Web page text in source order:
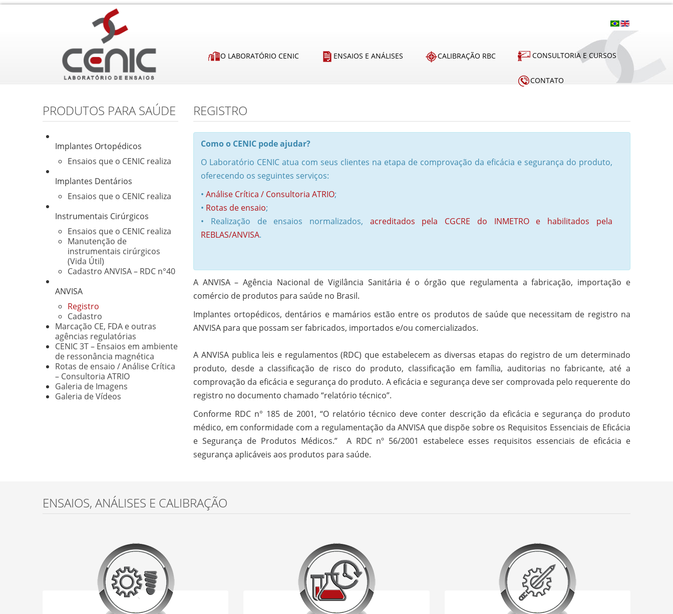
O LABORATÓRIO CENIC ENSAIOS E ANÁLISES CALIBRAÇÃO RBC CONSULTORIA E CURSOS
CONTATO
PRODUTOS PARA SAÚDE
Implantes Ortopédicos
Ensaios que o CENIC realiza
Implantes Dentários
Ensaios que o CENIC realiza
Instrumentais Cirúrgicos
Ensaios que o CENIC realiza
Manutenção de
instrumentais cirúrgicos
(Vida Útil)
Cadastro ANVISA – RDC n°40
ANVISA
Registro
Cadastro
Marcação CE, FDA e outras
agências regulatórias
CENIC 3T – Ensaios em ambiente
de ressonância magnética
Rotas de ensaio / Análise Crítica
– Consultoria ATRIO
Galeria de Imagens
Galeria de Vídeos
REGISTRO
Como o CENIC pode ajudar?
O Laboratório CENIC atua com seus clientes na etapa de comprovação da eficácia e segurança do produto,
oferecendo os seguintes serviços:
•Análise Crítica / Consultoria ATRIO;
• Rotas de ensaio;
• Realização de ensaios normalizados, acreditados pela CGCRE do INMETRO e habilitados pela
REBLAS/ANVISA.
A ANVISA – Agência Nacional de Vigilância Sanitária é o órgão que regulamenta a fabricação, importação e
comércio de produtos para saúde no Brasil.
Implantes ortopédicos, dentários e mamários estão entre os produtos de saúde que necessitam de registro na
ANVISA para que possam ser fabricados, importados e/ou comercializados.
A ANVISA publica leis e regulamentos (RDC) que estabelecem as diversas etapas do registro de um determinado
produto, desde a classificação de risco do produto, classificação em família, auditorias no fabricante, até a
comprovação da eficácia e segurança do produto. A eficácia e segurança deve ser comprovada pelo requerente do
registro no documento chamado “relatório técnico”.
Conforme RDC n° 185 de 2001, “O relatório técnico deve conter descrição da eficácia e segurança do produto
médico, em conformidade com a regulamentação da ANVISA que dispõe sobre os Requisitos Essenciais de Eficácia
e Segurança de Produtos Médicos.” A RDC nº 56/2001 estabelece esses requisitos essenciais de eficácia e
segurança aplicáveis aos produtos para saúde.
ENSAIOS, ANÁLISES E CALIBRAÇÃO